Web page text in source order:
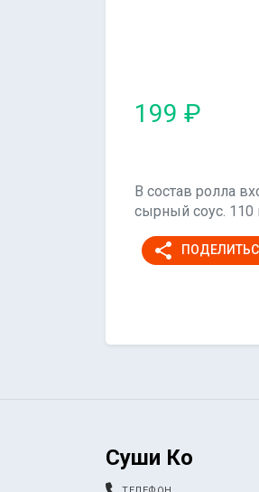
199 ₽
В состав ролла
сырный соус. 110
share
Суши Ко